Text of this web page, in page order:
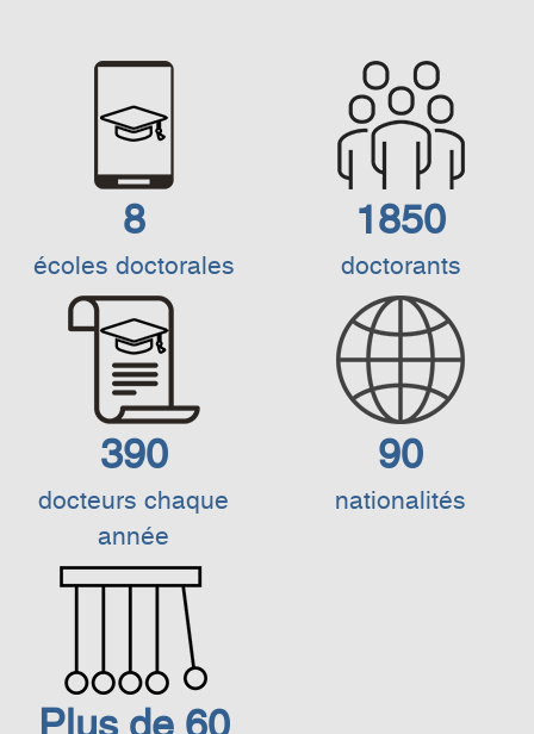
8
écoles doctorales
1850
doctorants
390
docteurs chaque
année
90
nationalités